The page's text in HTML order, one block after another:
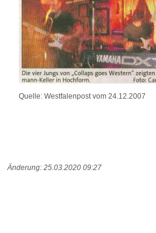
Quelle: Westfalenpost vom 24.12.2007
Änderung: 25.03.2020 09:27